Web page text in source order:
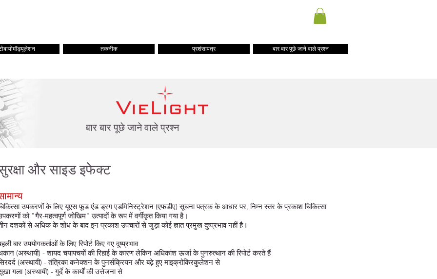
संपर्क करें
तकनीक प्रशंसापत्र बार बार पूछे जाने वाले प्रश्न
बार बार पूछे जाने वाले प्रश्न
और साइड इफेक्ट
उपकरणों के लिए यूएस फूड एंड ड्रग एडमिनिस्ट्रेशन (एफडीए) सूचना पत्रक के आधार पर, निम्न स्तर के प्रकाश चिकित्सा
को "गैर-महत्वपूर्ण जोखिम" उत्पादों के रूप में वर्गीकृत किया गया है।
दशकों से अधिक के शोध के बाद इन प्रकाश उपचारों से जुड़ा कोई ज्ञात प्रमुख दुष्प्रभाव नहीं है।
बार उपयोगकर्ताओं के लिए रिपोर्ट किए गए दुष्प्रभाव
(अस्थायी) - शायद चयापचयों की रिहाई के कारण लेकिन अधिकांश ऊर्जा के पुनरुत्थान की रिपोर्ट करते हैं
(अस्थायी) - तंत्रिका कनेक्शन के पुनर्सक्रियन और बढ़े हुए माइक्रोकिरकुलेशन से
गला (अस्थायी) - गुर्दे के कार्यों की उत्तेजना से